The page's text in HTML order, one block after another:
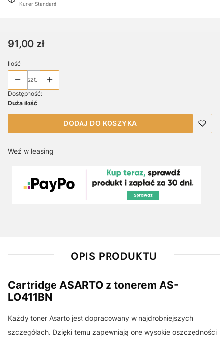
Kurier Standard
Cena
91,00 zł
Ilość
szt.
Dostępność:
Duża ilość
DODAJ DO KOSZYKA
Weź w leasing
OPIS PRODUKTU
Cartridge ASARTO z tonerem AS-
LO411BN
Każdy toner Asarto jest dopracowany w najdrobniejszych
szczegółach. Dzięki temu zapewniają one wysokie oszczędności